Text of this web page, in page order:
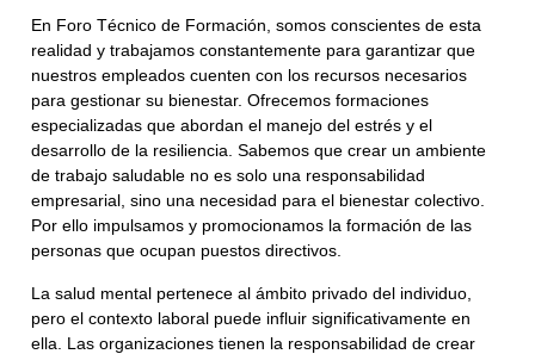
En Foro Técnico de Formación, somos conscientes de esta
realidad y trabajamos constantemente para garantizar que
nuestros empleados cuenten con los recursos necesarios
para gestionar su bienestar. Ofrecemos formaciones
especializadas que abordan el manejo del estrés y el
desarrollo de la resiliencia. Sabemos que crear un ambiente
de trabajo saludable no es solo una responsabilidad
empresarial, sino una necesidad para el bienestar colectivo.
Por ello impulsamos y promocionamos la formación de las
personas que ocupan puestos directivos.
La salud mental pertenece al ámbito privado del individuo,
pero el contexto laboral puede influir significativamente en
ella. Las organizaciones tienen la responsabilidad de crear